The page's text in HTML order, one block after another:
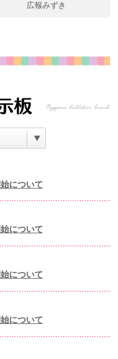
広報みずき
について
について
について
について